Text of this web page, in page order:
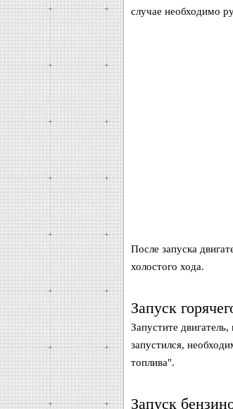
случае необходимо
После запуска
холостого хода.
Запуск
Запустите
запустился,
топлива".
Запуск